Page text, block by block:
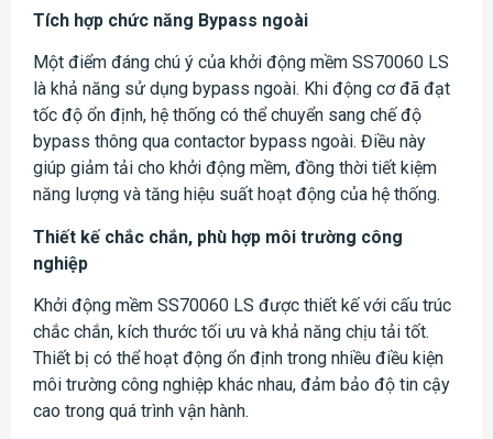
Tích hợp chức năng Bypass ngoài
Một điểm đáng chú ý của khởi động mềm SS70060 LS
là khả năng sử dụng bypass ngoài. Khi động cơ đã đạt
tốc độ ổn định, hệ thống có thể chuyển sang chế độ
bypass thông qua contactor bypass ngoài. Điều này
giúp giảm tải cho khởi động mềm, đồng thời tiết kiệm
năng lượng và tăng hiệu suất hoạt động của hệ thống.
Thiết kế chắc chắn, phù hợp môi trường công
nghiệp
Khởi động mềm SS70060 LS được thiết kế với cấu trúc
chắc chắn, kích thước tối ưu và khả năng chịu tải tốt.
Thiết bị có thể hoạt động ổn định trong nhiều điều kiện
môi trường công nghiệp khác nhau, đảm bảo độ tin cậy
cao trong quá trình vận hành.